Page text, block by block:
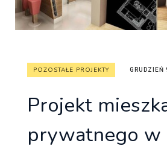
POZOSTAŁE PROJEKTY GRUDZIEŃ
Projekt
prywatnego w